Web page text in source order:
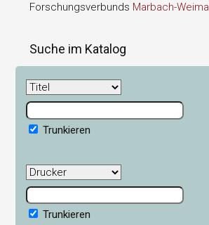
Forschungsverbunds Marbach-
Suche im Katalog
Trunkieren
Trunkieren